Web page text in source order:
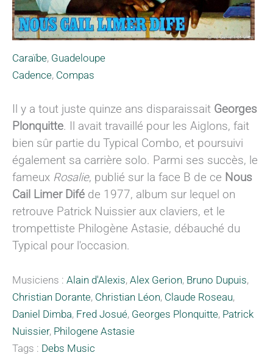
Caraïbe, Guadeloupe
Cadence, Compas
Il y a tout juste quinze ans disparaissait Georges
Plonquitte. Il avait travaillé pour les Aiglons, fait
bien sûr partie du Typical Combo, et poursuivi
également sa carrière solo. Parmi ses succès, le
fameux Rosalie, publié sur la face B de ce Nous
Cail Limer Difé de 1977, album sur lequel on
retrouve Patrick Nuissier aux claviers, et le
trompettiste Philogène Astasie, débauché du
Typical pour l'occasion.
Musiciens : Alain d'Alexis, Alex Gerion, Bruno Dupuis,
Christian Dorante, Christian Léon, Claude Roseau,
Daniel Dimba, Fred Josué, Georges Plonquitte, Patrick
Nuissier, Philogene Astasie
Tags : Debs Music